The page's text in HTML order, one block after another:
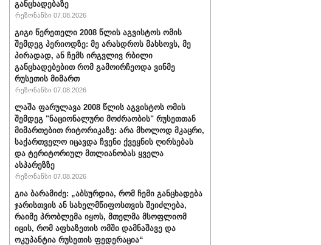
განცხადებაზე
რეზონანსი 07.08.2026
გიგი წერეთელი 2008 წლის აგვისტოს ომის
შემდეგ პერიოდზე: მე არასდროს მახსოვს, მე
პირადად, ან ჩემს ირგვლივ რბილი
განცხადებებით რომ გამოირჩეოდა ვინმე
რუსეთის მიმართ
რეზონანსი 07.08.2026
ლაშა ფარულავა 2008 წლის აგვისტოს ომის
შემდეგ "ნაციონალური მოძრაობის" რუსეთთან
მიმართებით რიტორიკაზე: არა მხოლოდ მკაცრი,
საქართველო იცავდა ჩვენი ქვეყნის ღირსებას
და ტერიტორიულ მთლიანობას ყველა
ასპარეზზე
რეზონანსი 07.08.2026
გია ბარამიძე: „აბსურდია, რომ ჩემი განცხადება
ჯარისთვის ან სახელმწიფოსთვის შეიძლება,
რაიმე პრობლემა იყოს, მთელმა მსოფლიომ
იცის, რომ აფხაზეთის ომში დამნაშავე და
ოკუპანტია რუსეთის ფედერაცია“